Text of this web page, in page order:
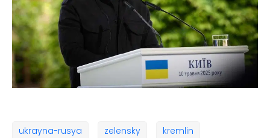
ukrayna-rusya zelensky kremlin